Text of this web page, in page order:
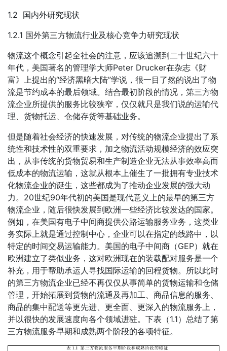
1.2 国内外研究现状
1.2.1 国外第三方物流行业及核心竞争力研究现状
物流这个概念引起全社会的注意，应该追溯到二十世纪六十
年代，美国著名的管理学大师Peter Drucker在杂志《财
富》上提出的“经济黑暗大陆”学说，很一目了然的说出了物
流是节约成本的最后领域。结合最初阶段的情况，第三方物
流企业所提供的服务比较狭窄，仅仅就只是我们说的运输代
理、货物托运、仓储存货等基础业务。
但是随着社会经济的快速发展，对传统的物流企业提出了系
统性和技术性的双重要求，加之物流活动规模经济的效应突
出，从事传统的货物贸易和生产制造企业无法从事效率高而
低成本的物流运输，这就从根本上催生了一批拥有专业技术
化物流企业的诞生，这些都成为了推动企业发展的强大动
力。20世纪90年代初的美国是现代意义上的最早的第三方
物流企业，随后很快发展到欧洲一些经济比较发达的国家。
例如，在美国有电子中间商提供公路运输服务业务，这类业
务实际上就是通过控制中心，企业可以在指定的线路中，以
特定的时间交易运输能力。美国的电子中间商（GEP）就在
欧洲建立了类似业务，这对欧洲现在的装载配对服务是一个
补充，用于帮助承运人寻找国际运输的回程货物。所以此时
的第三方物流企业已经不再仅仅从事简单的货物运输和仓储
管理，开始拓展到货物的流通及再加工、商品信息的服务、
商品的集中配送等更先进、更全面、更深入的物流服务上，
并以很快的发展速度向各个领域进驻。下表（1.1）总结了第
三方物流服务早期和成熟两个阶段的各项特征。